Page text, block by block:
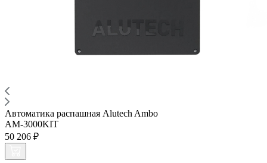
Автоматика распашная Alutech Ambo
AM-3000KIT
50 206 ₽